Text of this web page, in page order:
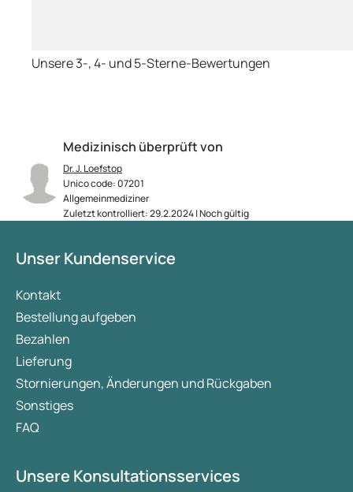
Medizinisch überprüft von
Dr. J. Loefstop
Unico code: 07201
Allgemeinmediziner
Zuletzt kontrolliert: 29.2.2024 | Noch gültig
dauert obwohl
Unsere 3-, 4- und 5-Sterne-Bewertungen
Unser Kundenservice
Kontakt
Bestellung aufgeben
Bezahlen
Lieferung
Stornierungen, Änderungen und Rückgaben
Sonstiges
FAQ
Unsere Konsultationsservices